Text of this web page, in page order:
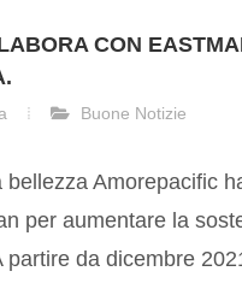
CON
Buone Notizie
Amorepacific
per aumentare la
partire da dicembre